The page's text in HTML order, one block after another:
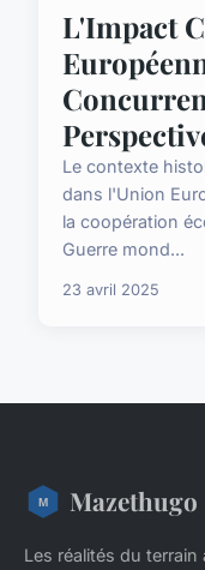
L'Impact
Le contexte
dans l'Union
la coopération
Guerre mond...
23 avril 2025
Mazethugo
Les réalités du